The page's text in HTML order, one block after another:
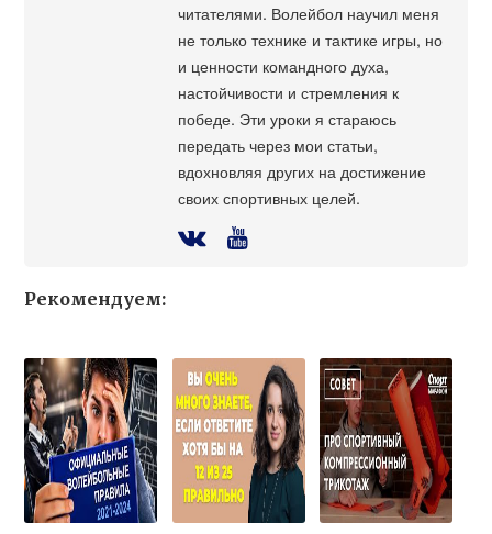
читателями. Волейбол научил меня
не только технике и тактике игры, но
и ценности командного духа,
настойчивости и стремления к
победе. Эти уроки я стараюсь
передать через мои статьи,
вдохновляя других на достижение
своих спортивных целей.
Рекомендуем: